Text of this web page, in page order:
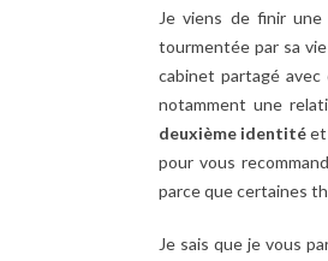
Je viens de finir
tourmentée par sa
cabinet partagé avec
notamment une
deuxième identitéet
pour vous
parce que certaines
Je sais que je vous